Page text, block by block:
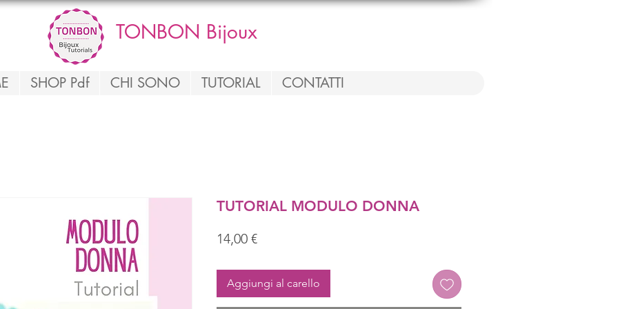
SHOP Pdf CHI SONO TUTORIAL CONTATTI
TONBON Bijoux
TUTORIAL MODULO DONNA
14,00 €Prezzo
Aggiungi al carello